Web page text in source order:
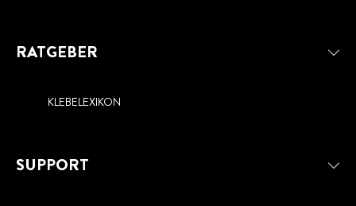
RATGEBER
KLEBELEXIKON
SUPPORT